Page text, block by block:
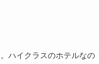
ハイクラスのホテルなの